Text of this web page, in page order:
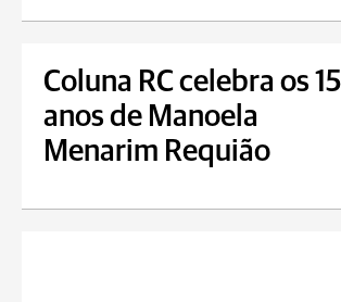
Coluna RC celebra os 15
anos de Manoela
Menarim Requião